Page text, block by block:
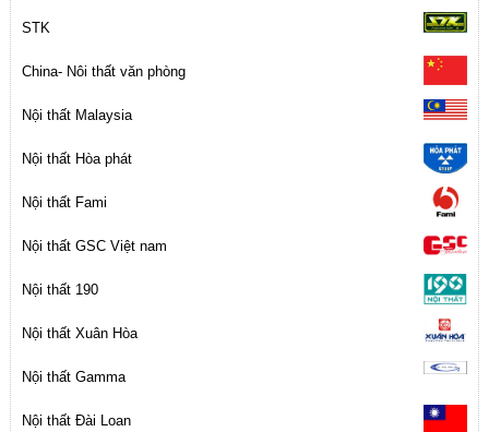
STK
China- Nôi thất văn phòng
Nội thất Malaysia
Nội thất Hòa phát
Nội thất Fami
Nội thất GSC Việt nam
Nội thất 190
Nội thất Xuân Hòa
Nội thất Gamma
Nội thất Đài Loan